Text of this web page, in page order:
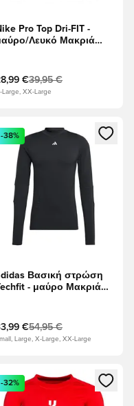
Pro Top Dri-FIT -
Λευκό Μακριά
€39,95 €
Large, XX-Large
ή να εγγραφείτε ως
ένα Modal για να
-38%
Βασική στρώση
- μαύρο Μακριά
€54,95 €
Large, X-Large, XX-Large
ή να εγγραφείτε ως
ένα Modal για να
-32%